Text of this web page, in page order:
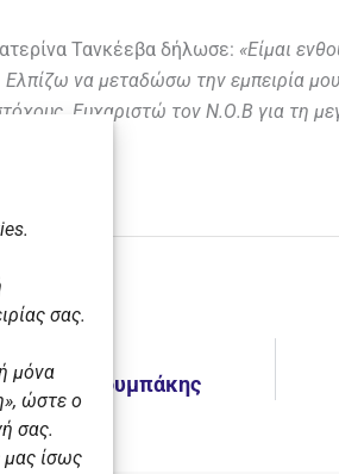
σας.
μόνα
ώστε ο
σας.
μας ίσως
Τανκέεβα δήλωσε: «Είμαι
να μεταδώσω την εμπειρία
Ευχαριστώ τον Ν.Ο.Β για τη
Σκουμπάκης